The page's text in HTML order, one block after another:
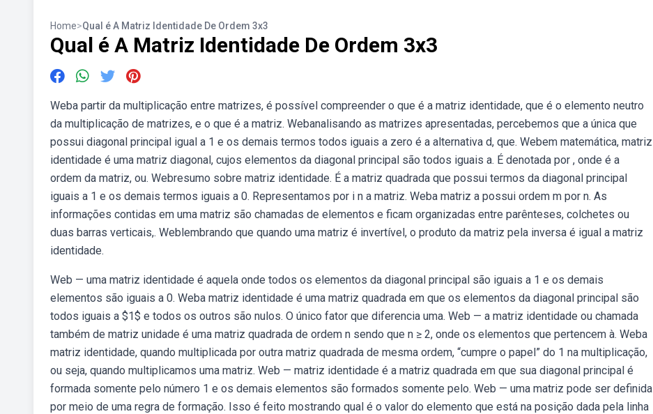
Home>Qual é A Matriz Identidade De Ordem 3x3
Qual é A Matriz Identidade De Ordem 3x3
Weba partir da multiplicação entre matrizes, é possível compreender o que é a matriz identidade, que é o elemento neutro
da multiplicação de matrizes, e o que é a matriz. Webanalisando as matrizes apresentadas, percebemos que a única que
possui diagonal principal igual a 1 e os demais termos todos iguais a zero é a alternativa d, que. Webem matemática, matriz
identidade é uma matriz diagonal, cujos elementos da diagonal principal são todos iguais a. É denotada por , onde é a
ordem da matriz, ou. Webresumo sobre matriz identidade. É a matriz quadrada que possui termos da diagonal principal
iguais a 1 e os demais termos iguais a 0. Representamos por i n a matriz. Weba matriz a possui ordem m por n. As
informações contidas em uma matriz são chamadas de elementos e ficam organizadas entre parênteses, colchetes ou
duas barras verticais,. Weblembrando que quando uma matriz é invertível, o produto da matriz pela inversa é igual a matriz
identidade.
Web — uma matriz identidade é aquela onde todos os elementos da diagonal principal são iguais a 1 e os demais
elementos são iguais a 0. Weba matriz identidade é uma matriz quadrada em que os elementos da diagonal principal são
todos iguais a $1$ e todos os outros são nulos. O único fator que diferencia uma. Web — a matriz identidade ou chamada
também de matriz unidade é uma matriz quadrada de ordem n sendo que n ≥ 2, onde os elementos que pertencem à. Weba
matriz identidade, quando multiplicada por outra matriz quadrada de mesma ordem, “cumpre o papel” do 1 na multiplicação,
ou seja, quando multiplicamos uma matriz. Web — matriz identidade é a matriz quadrada em que sua diagonal principal é
formada somente pelo número 1 e os demais elementos são formados somente pelo. Web — uma matriz pode ser definida
por meio de uma regra de formação. Isso é feito mostrando qual é o valor do elemento que está na posição dada pela linha